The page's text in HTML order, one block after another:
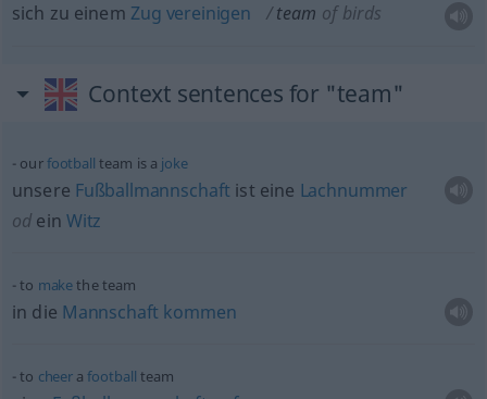
sich zu einem Zug vereinigen team of birds
Context sentences for "team"
ourfootball team is a joke
unsere Fußballmannschaft ist eine Lachnummer
od ein Witz
to makethe team
in die Mannschaft kommen
to cheer afootball team